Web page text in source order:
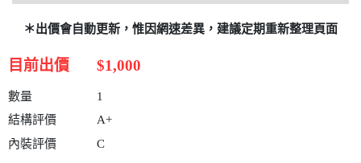
＊出價會自動更新，惟因網速差異，建議定期重新整理頁面
目前出價 $1,000
數量
1
結構評價
A+
內裝評價
C